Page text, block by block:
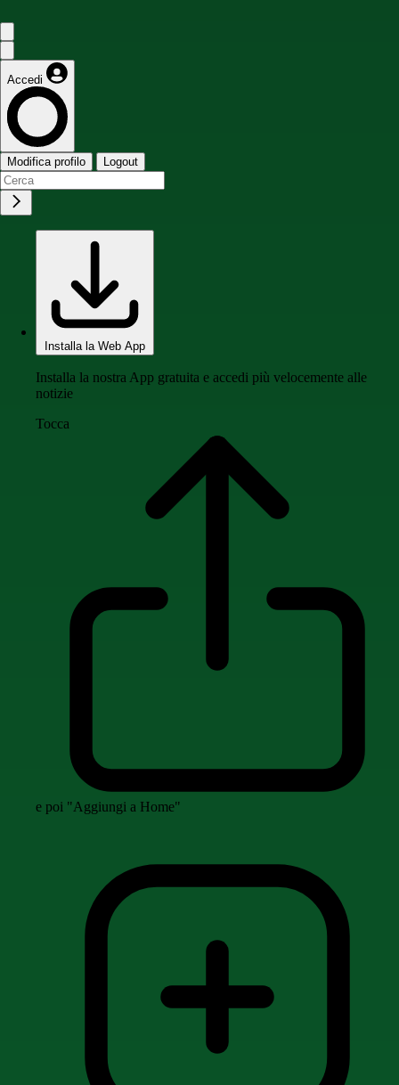
Accedi
Modifica profilo Logout
Installa la Web App
Installa la nostra App gratuita e accedi più velocemente alle
notizie
Tocca
e poi "Aggiungi a Home"